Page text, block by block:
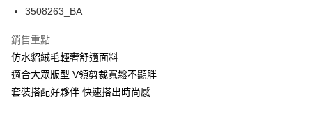
AFTEE先享後付
【關於「AFTEE先享後付」】
AFTEE先享後付是「在收到商品之後才付款」的支付方式。 讓您購物簡單
１．簡單：不需註冊會員、不需綁卡、不需儲值。
２．便利：只要手機號碼，簡訊認證，即可結帳。
ATM付款
運送方式
3508263_BA
銷售重點
仿水貂絨毛輕奢舒適面料
適合大眾版型 V領剪裁寬鬆不顯胖
套裝搭配好夥伴 快速搭出時尚感